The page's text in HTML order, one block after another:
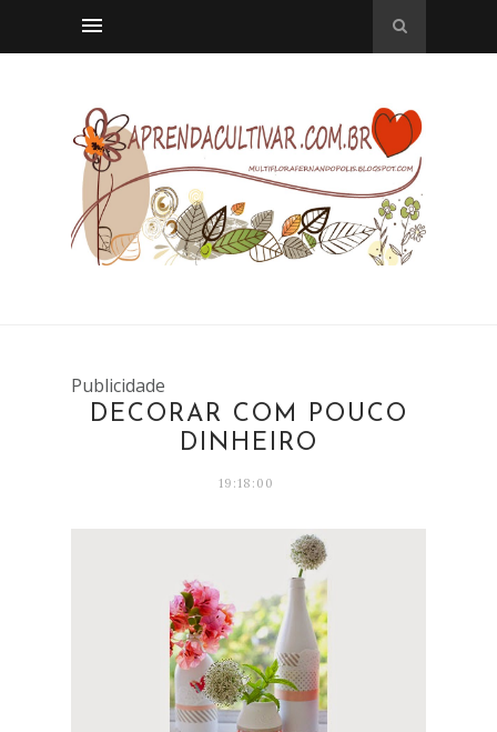
Publicidade
DECORAR COM POUCO
DINHEIRO
19:18:00